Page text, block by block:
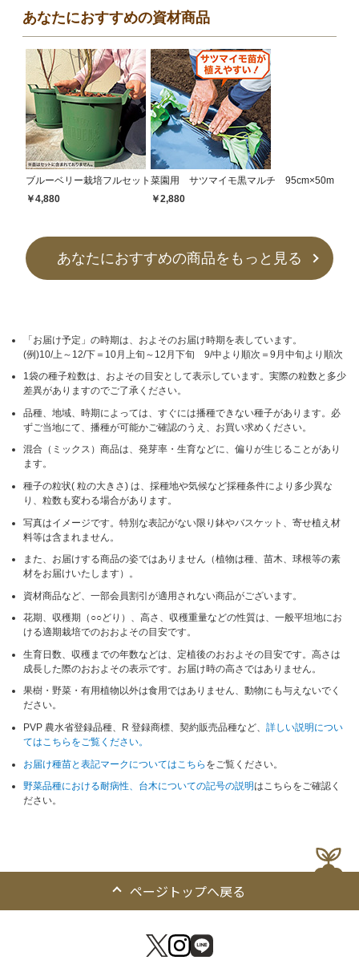
あなたにおすすめの資材商品
ブルーベリー栽培フルセット
￥4,880
菜園用 サツマイモ黒マルチ 95cm×50m
￥2,880
あなたにおすすめの商品をもっと見る
「お届け予定」の時期は、およそのお届け時期を表しています。
(例)10/上～12/下＝10月上旬～12月下旬 9/中より順次＝9月中旬より順次
1袋の種子粒数は、およその目安として表示しています。実際の粒数と多少
差異がありますのでご了承ください。
品種、地域、時期によっては、すぐには播種できない種子があります。必
ずご当地にて、播種が可能かご確認のうえ、お買い求めください。
混合（ミックス）商品は、発芽率・生育などに、偏りが生じることがあり
ます。
種子の粒状( 粒の大きさ) は、採種地や気候など採種条件により多少異な
り、粒数も変わる場合があります。
写真はイメージです。特別な表記がない限り鉢やバスケット、寄せ植え材
料等は含まれません。
また、お届けする商品の姿ではありません（植物は種、苗木、球根等の素
材をお届けいたします）。
資材商品など、一部会員割引が適用されない商品がございます。
花期、収穫期（○○どり）、高さ、収穫重量などの性質は、一般平坦地にお
ける適期栽培でのおおよその目安です。
生育日数、収穫までの年数などは、定植後のおおよその目安です。高さは
成長した際のおおよその表示です。お届け時の高さではありません。
果樹・野菜・有用植物以外は食用ではありません、動物にも与えないでく
ださい。
PVP 農水省登録品種、R 登録商標、契約販売品種など、詳しい説明につい
てはこちらをご覧ください。
お届け種苗と表記マークについてはこちら をご覧ください。
野菜品種における耐病性、台木についての記号の説明はこちらをご確認く
ださい。
ページトップへ戻る